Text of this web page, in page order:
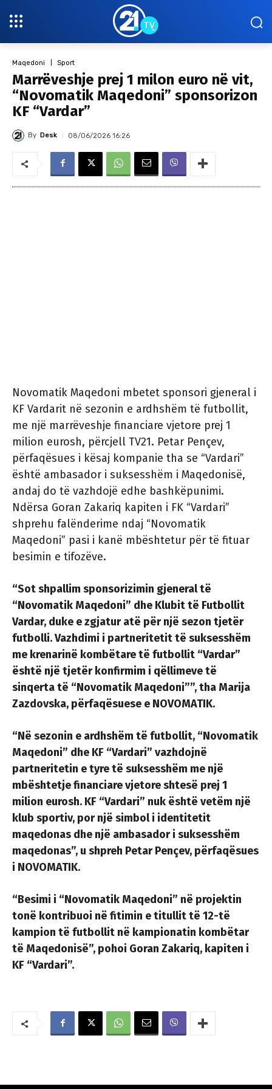
Maqedoni Sport
Marrëveshje prej 1 milon euro në vit,
“Novomatik Maqedoni” sponsorizon
KF “Vardar”
By Desk 08/06/2026 16:26
Novomatik Maqedoni mbetet sponsori gjeneral i
KF Vardarit në sezonin e ardhshëm të futbollit,
me një marrëveshje financiare vjetore prej 1
milion eurosh, përcjell TV21. Petar Pençev,
përfaqësues i kësaj kompanie tha se “Vardari”
është ambasador i suksesshëm i Maqedonisë,
andaj do të vazhdojë edhe bashkëpunimi.
Ndërsa Goran Zakariq kapiten i FK “Vardari”
shprehu falënderime ndaj “Novomatik
Maqedoni” pasi i kanë mbështetur për të fituar
besimin e tifozëve.
“Sot shpallim sponsorizimin gjeneral të
“Novomatik Maqedoni” dhe Klubit të Futbollit
Vardar, duke e zgjatur atë për një sezon tjetër
futbolli. Vazhdimi i partneritetit të suksesshëm
me krenarinë kombëtare të futbollit “Vardar”
është një tjetër konfirmim i qëllimeve të
sinqerta të “Novomatik Maqedoni””, tha Marija
Zazdovska, përfaqësuese e NOVOMATIK.
“Në sezonin e ardhshëm të futbollit, “Novomatik
Maqedoni” dhe KF “Vardari” vazhdojnë
partneritetin e tyre të suksesshëm me një
mbështetje financiare vjetore shtesë prej 1
milion eurosh. KF “Vardari” nuk është vetëm një
klub sportiv, por një simbol i identitetit
maqedonas dhe një ambasador i suksesshëm
maqedonas”, u shpreh Petar Pençev, përfaqësues
i NOVOMATIK.
“Besimi i “Novomatik Maqedoni” në projektin
tonë kontribuoi në fitimin e titullit të 12-të
kampion të futbollit në kampionatin kombëtar
të Maqedonisë”, pohoi Goran Zakariq, kapiten i
KF “Vardari”.